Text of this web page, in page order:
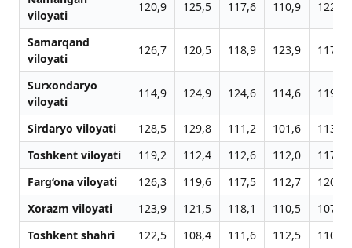
viloyati
120,9 125,5 117,6 110,9 122,2
Samarqand
viloyati
126,7 120,5 118,9 123,9 117,9
Surxondaryo
viloyati
114,9 124,9 124,6 114,6 119,1
Sirdaryo viloyati 128,5 129,8 111,2 101,6
113,0
Toshkent viloyati
119,2 112,4 112,6 112,0
117,2
Farg‘ona viloyati
126,3 119,6 117,5 112,7
120,9
Xorazm viloyati
123,9 121,5 118,1 110,5
107,7
Toshkent shahri
122,5 108,4 111,6 112,5 110,5